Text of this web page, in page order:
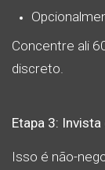
Concentre ali
discreto.
Etapa 3:
Isso é não-